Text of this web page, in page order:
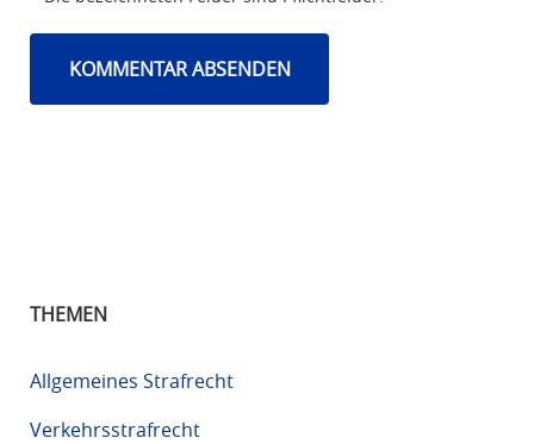
THEMEN
Allgemeines Strafrecht
Verkehrsstrafrecht